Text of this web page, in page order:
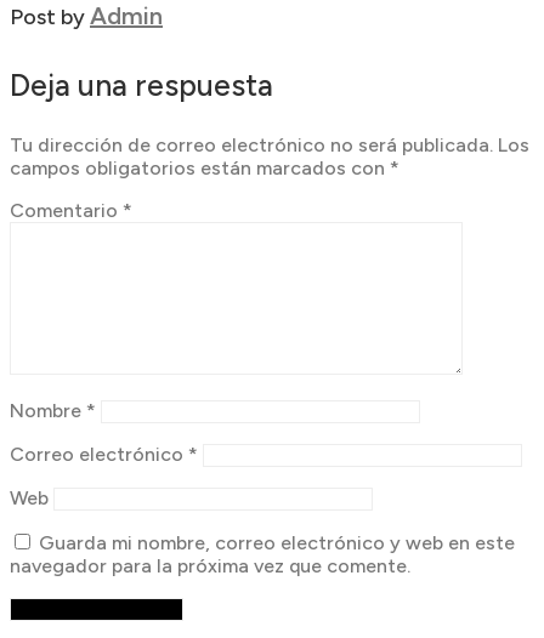
Post byAdmin
Deja una respuesta
Tu dirección de correo electrónico no será publicada. Los
campos obligatorios están marcados con *
Comentario *
Nombre *
Correo electrónico *
Web
Guarda mi nombre, correo electrónico y web en este
navegador para la próxima vez que comente.